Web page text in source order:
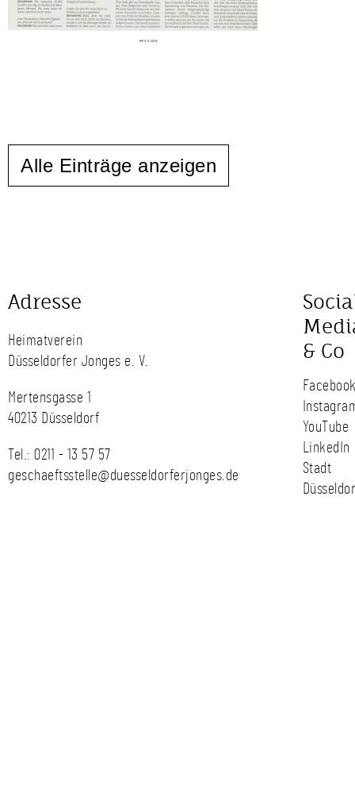
Alle Einträge anzeigen
Adresse
Heimatverein
Düsseldorfer Jonges e. V.
Mertensgasse 1
40213 Düsseldorf
Tel.: 0211 - 13 57 57
geschaeftsstelle@duesseldorferjonges.de
& Co
YouTube
LinkedIn
Stadt